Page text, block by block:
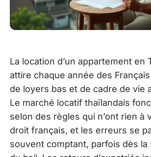
La location d’un appartement en
attire chaque année des
de loyers bas et de cadre de vie
Le marché locatif thaïlandais
selon des règles qui n’ont rien à
droit français, et les erreurs se
souvent comptant, parfois dès la